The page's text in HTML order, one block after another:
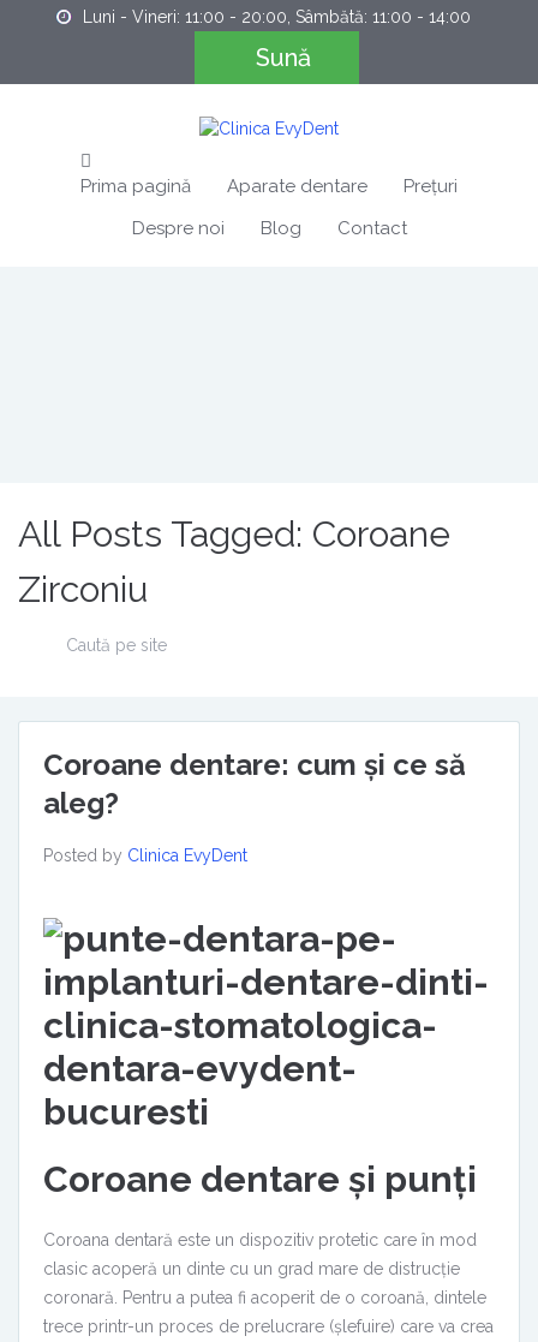
Luni - Vineri: 11:00 - 20:00, Sâmbătă: 11:00 - 14:00
Sună
Prima pagină Aparate dentare
Prețuri
Despre noi
Blog Contact
All Posts Tagged: Coroane
Zirconiu
Coroane dentare: cum și ce să
aleg?
Posted by Clinica EvyDent
Coroane dentare și punți
Coroana dentară este un dispozitiv protetic care în mod
clasic acoperă un dinte cu un grad mare de distrucție
coronară. Pentru a putea fi acoperit de o coroană, dintele
trece printr-un proces de prelucrare (șlefuire) care va crea